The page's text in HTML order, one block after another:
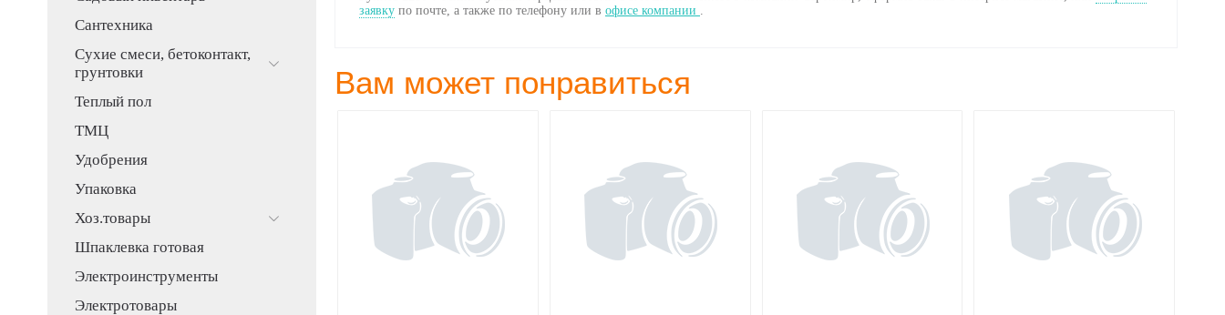
Сантехника
Сухие смеси, бетоконтакт,
грунтовки
Теплый пол
ТМЦ
Удобрения
Упаковка
Хоз.товары
Шпаклевка готовая
Электроинструменты
Электротовары
заявку по почте, а также по телефону или в офисе компании .
Вам может понравиться